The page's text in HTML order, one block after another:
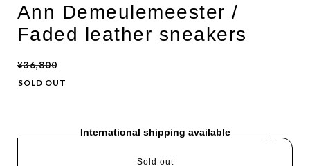
Ann Demeulemeester /
Faded leather sneakers
¥36,800
SOLD OUT
International shipping available
Sold out